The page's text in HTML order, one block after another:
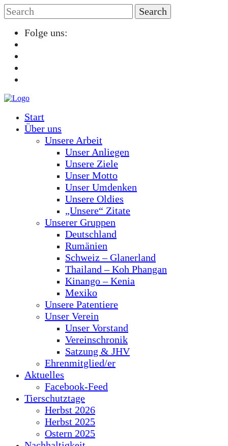
Folge uns:
Start
Über uns
Unsere Arbeit
Unser Anliegen
Unsere Ziele
Unser Motto
Unser Umdenken
Unsere Oldies
„Unsere“ Zitate
Unserer Gruppen
Deutschland
Rumänien
Schweiz – Glanerland
Thailand – Koh Phangan
Kinango – Kenia
Mexiko
Unsere Patentiere
Unser Verein
Unser Vorstand
Vereinschronik
Satzung & JHV
Ehrenmitglied/er
Aktuelles
Facebook-Feed
Tierschutztage
Herbst 2026
Herbst 2025
Ostern 2025